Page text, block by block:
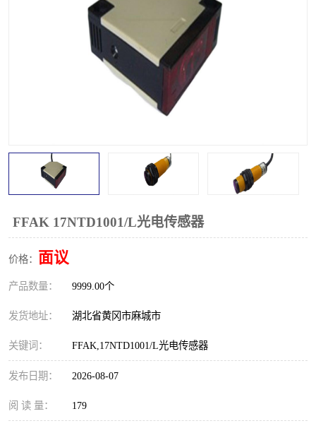
FFAK 17NTD1001/L光电传感器
价格： 面议
产品数量： 9999.00个
发货地址： 湖北省黄冈市麻城市
关键词： FFAK,17NTD1001/L光电传感器
发布日期： 2026-08-07
阅 读 量： 179
滑线指示灯
光电开关
拉绳开关
溜槽堵塞检测开关
限位开关 速度检测器
速度传感器
微电脑超速开关